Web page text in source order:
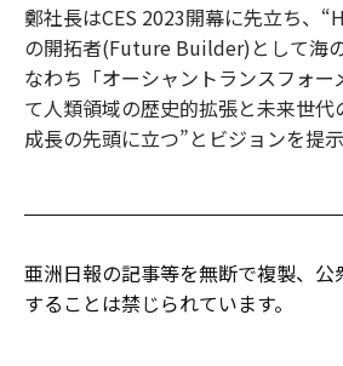
鄭社長はCES 2023開幕に先立ち、
の開拓者(Future Builder)として海
なわち「オーシャントランスフォー
て人類領域の歴史的拡張と未来世
成長の先頭に立つ”とビジョンを提示
亜洲日報の記事等を無断で複製、公
することは禁じられています。